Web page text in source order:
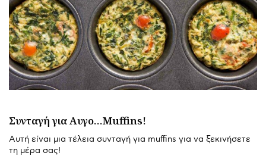
Συνταγή για Αυγο…Muffins!
Αυτή είναι μια τέλεια συνταγή για muffins για να ξεκινήσετε
τη μέρα σας!